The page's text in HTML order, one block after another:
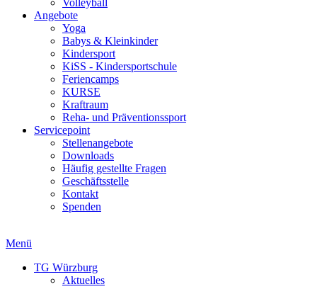
Volleyball
Angebote
Yoga
Babys & Kleinkinder
Kindersport
KiSS - Kindersportschule
Feriencamps
KURSE
Kraftraum
Reha- und Präventionssport
Servicepoint
Stellenangebote
Downloads
Häufig gestellte Fragen
Geschäftsstelle
Kontakt
Spenden
Menü
TG Würzburg
Aktuelles